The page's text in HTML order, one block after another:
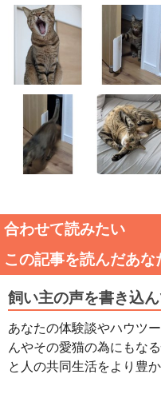
合わせて読みたい
この記事を読んだあな
飼い主の声を書き込
あなたの体験談やハウツ
んやその愛猫の為にもな
と人の共同生活をより豊